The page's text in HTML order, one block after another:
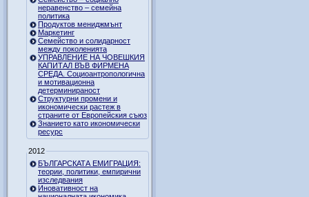
неравенство – семейна
политика
Продуктов мениджмънт
Маркетинг
Семейство и солидарност
между поколенията
УПРАВЛЕНИЕ НА ЧОВЕШКИЯ
КАПИТАЛ ВЪВ ФИРМЕНА
СРЕДА. Социоантропологична
и мотивационна
детерминираност
Структурни промени и
икономически растеж в
страните от Европейския съюз
Знанието като икономически
ресурс
2012
БЪЛГАРСКАТА ЕМИГРАЦИЯ:
теории, политики, емпирични
изследвания
Иновативност на